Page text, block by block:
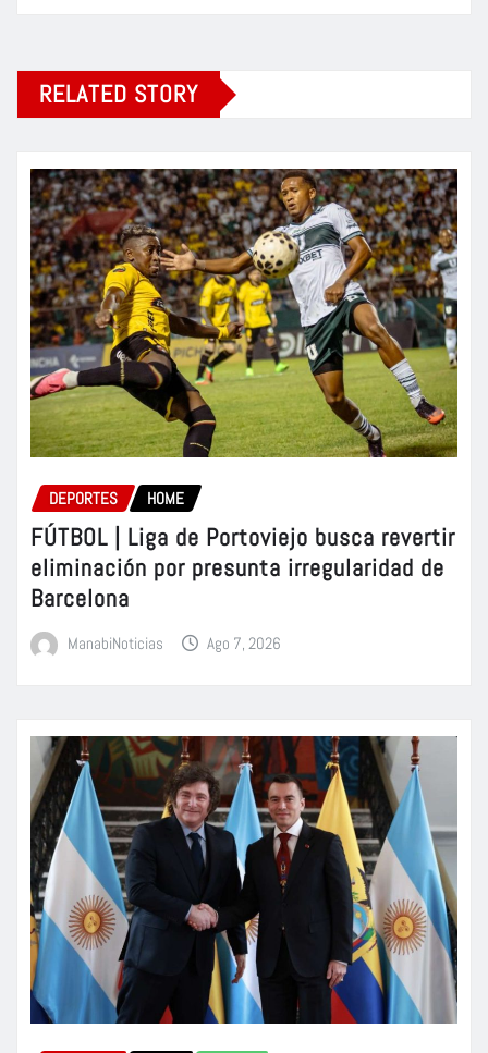
RELATED STORY
DEPORTES HOME
FÚTBOL | Liga de Portoviejo busca revertir
eliminación por presunta irregularidad de
Barcelona
ManabiNoticias Ago 7, 2026